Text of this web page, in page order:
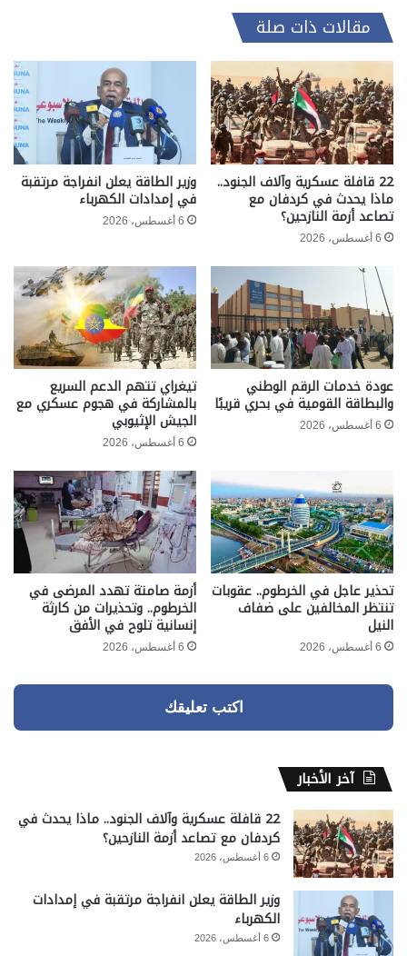
مقالات ذات صلة
22 قافلة عسكرية وآلاف الجنود..
ماذا يحدث في كردفان مع
تصاعد أزمة النازحين؟
6 أغسطس، 2026
وزير الطاقة يعلن انفراجة مرتقبة
في إمدادات الكهرباء
6 أغسطس، 2026
عودة خدمات الرقم الوطني
والبطاقة القومية في بحري قريبًا
6 أغسطس، 2026
تيغراي تتهم الدعم السريع
بالمشاركة في هجوم عسكري مع
الجيش الإثيوبي
6 أغسطس، 2026
تحذير عاجل في الخرطوم.. عقوبات
تنتظر المخالفين على ضفاف
النيل
6 أغسطس، 2026
أزمة صامتة تهدد المرضى في
الخرطوم.. وتحذيرات من كارثة
إنسانية تلوح في الأفق
6 أغسطس، 2026
اكتب تعليقك
آخر الأخبار
22 قافلة عسكرية وآلاف الجنود.. ماذا يحدث في
كردفان مع تصاعد أزمة النازحين؟
6 أغسطس، 2026
وزير الطاقة يعلن انفراجة مرتقبة في إمدادات
الكهرباء
6 أغسطس، 2026